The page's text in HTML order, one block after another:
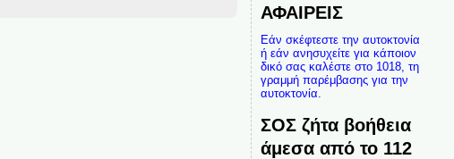
ΑΦΑΙΡΕΙΣ
Εάν σκέφτεστε την αυτοκτονία
ή εάν ανησυχείτε για κάποιον
δικό σας καλέστε στο 1018, τη
γραμμή παρέμβασης για την
αυτοκτονία.
ΣΟΣ ζήτα βοήθεια
άμεσα από το 112